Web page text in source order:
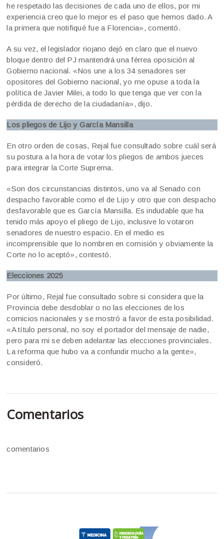
he respetado las decisiones de cada uno de ellos, por mi
experiencia creo que lo mejor es el paso que hemos dado. A
la primera que notifiqué fue a Florencia», comentó.
A su vez, el legislador riojano dejó en claro que el nuevo
bloque dentro del PJ mantendrá una férrea oposición al
Gobierno nacional. «Nos une a los 34 senadores ser
opositores del Gobierno nacional, yo me opuse a toda la
política de Javier Milei, a todo lo que tenga que ver con la
pérdida de derecho de la ciudadanía», dijo.
Los pliegos de Lijo y García Mansilla
En otro orden de cosas, Rejal fue consultado sobre cuál será
su postura a la hora de votar los pliegos de ambos jueces
para integrar la Corte Suprema.
«Son dos circunstancias distintos, uno va al Senado con
despacho favorable como el de Lijo y otro que con despacho
desfavorable que es García Mansilla. Es indudable que ha
tenido más apoyo el pliego de Lijo, inclusive lo votaron
senadores de nuestro espacio. En el medio es
incomprensible que lo nombren en comisión y obviamente la
Corte no lo aceptó», contestó.
Elecciones 2025
Por último, Rejal fue consultado sobre si considera que la
Provincia debe desdoblar o no las elecciones de los
comicios nacionales y se mostró a favor de esta posibilidad.
«A título personal, no soy el portador del mensaje de nadie,
pero para mi se deben adelantar las elecciones provinciales.
La reforma que hubo va a confundir mucho a la gente»,
consideró.
Comentarios
comentarios